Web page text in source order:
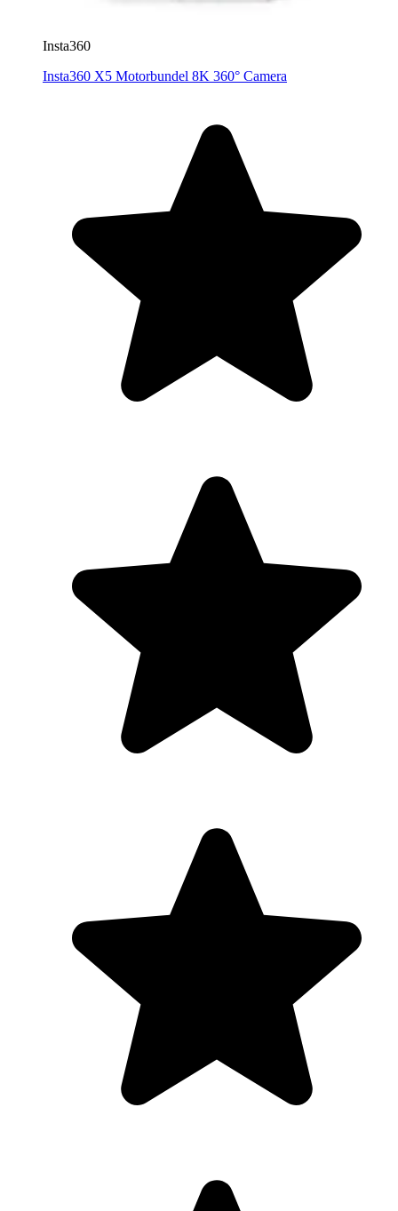
Insta360
Insta360 X5 Motorbundel 8K 360° Camera